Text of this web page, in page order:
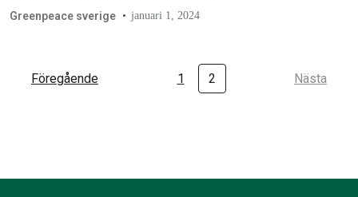
Greenpeace sverige januari 1, 2024
Föregående 1 2 Nästa